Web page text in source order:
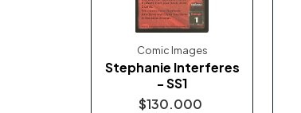
Comic Images
Stephanie Interferes
- SS1
$130.000